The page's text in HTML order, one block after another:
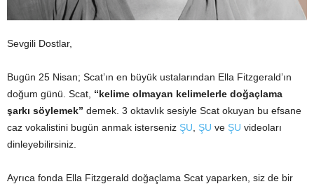
Sevgili Dostlar,
Bugün 25 Nisan; Scat’ın en büyük ustalarından Ella Fitzgerald’ın
doğum günü. Scat, “kelime olmayan kelimelerle doğaçlama
şarkı söylemek” demek. 3 oktavlık sesiyle Scat okuyan bu efsane
caz vokalistini bugün anmak isterseniz ŞU ŞU ve ŞU videoları
dinleyebilirsiniz.
Ayrıca fonda Ella Fitzgerald doğaçlama Scat yaparken, siz de bir